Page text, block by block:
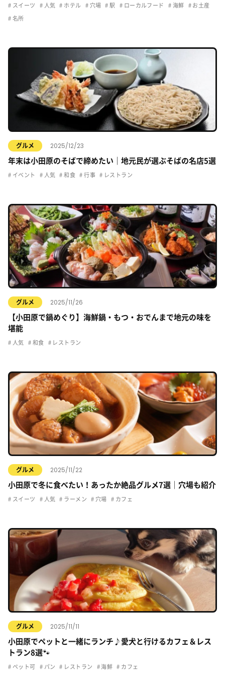
スイーツ 人気 ホテル 穴場 駅 ローカルフード 海鮮 お土産
名所
グルメ 2025/12/23
年末は小田原のそばで締めたい｜地元民が選ぶそばの名店5選
イベント 人気 和食 行事 レストラン
グルメ 2025/11/26
【小田原で鍋めぐり】海鮮鍋・もつ・おでんまで地元の味を
堪能
人気 和食 レストラン
グルメ 2025/11/22
小田原で冬に食べたい！あったか絶品グルメ7選｜穴場も紹介
スイーツ 人気 ラーメン 穴場 カフェ
グルメ 2025/11/11
小田原でペットと一緒にランチ♪愛犬と行けるカフェ＆レス
トラン8選🐾
ペット可 パン レストラン 海鮮 カフェ